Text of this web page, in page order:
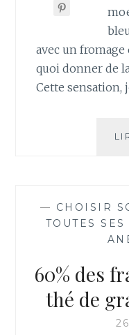
avec un fromage
quoi donner de
Cette sensation,
— CHOISIR
TOUTES SES
60% des
thé de